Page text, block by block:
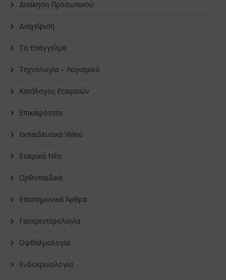
Διοίκηση Προσωπικού
Διαχείριση
Το Επάγγελμα
Τεχνολογία – Λογισμικό
Κατάλογος Εταιρειών
Επικαιρότητα
Εκπαιδευτικά Video
Εταιρικά Νέα
Oρθοπαιδικά
Επιστημονικά Άρθρα
Γαστρεντερολογία
Οφθαλμολογία
Ενδοκρινολογία